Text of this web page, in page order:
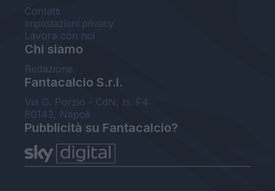
Contatti
Impostazioni privacy
Lavora con noi
Chi siamo
Redazione
Fantacalcio S.r.l.
Via G. Porzio - CdN, Is. F4
80143, Napoli
Pubblicità su Fantacalcio?